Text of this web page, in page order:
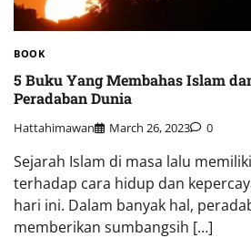
BOOK
5 Buku Yang Membahas Islam
Peradaban Dunia
Hattahimawan March 26, 2023 0
Sejarah Islam di masa lalu
terhadap cara hidup dan
hari ini. Dalam banyak hal,
memberikan sumbangsih […]